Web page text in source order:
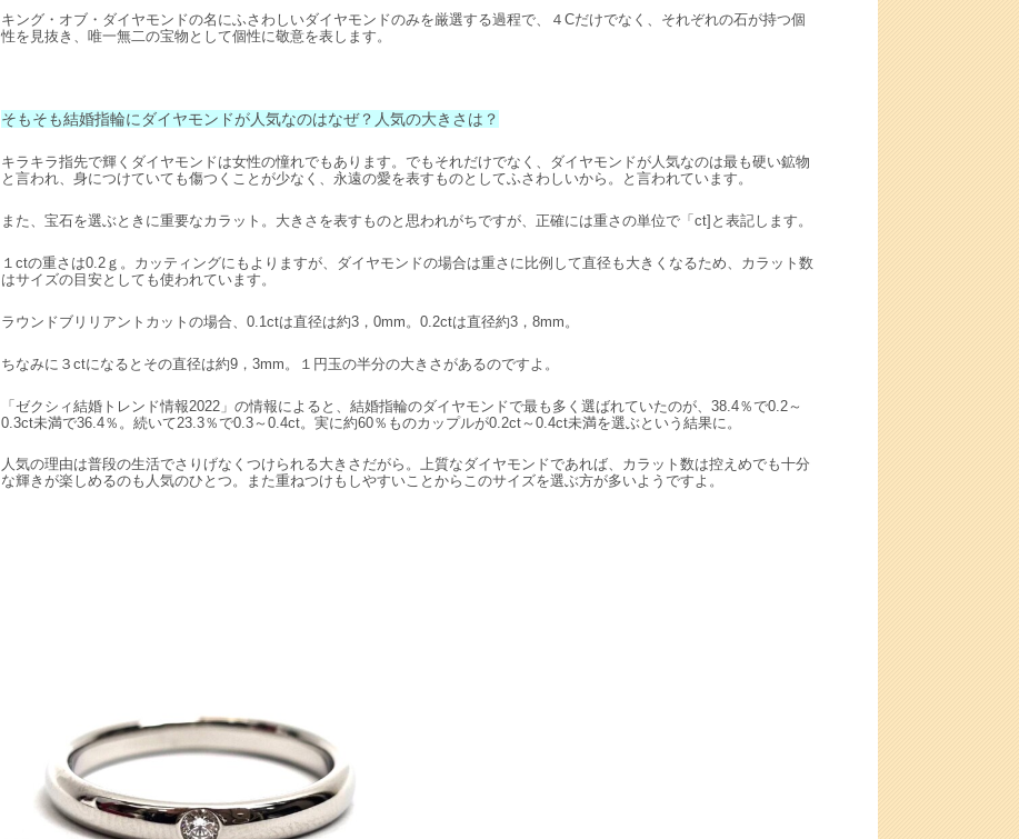
キング・オブ・ダイヤモンドの名にふさわしいダイヤモンドのみを厳選する過程で、４Cだけでなく、それぞれの石が持つ個
性を見抜き、唯一無二の宝物として個性に敬意を表します。
そもそも結婚指輪にダイヤモンドが人気なのはなぜ？人気の大きさは？
キラキラ指先で輝くダイヤモンドは女性の憧れでもあります。でもそれだけでなく、ダイヤモンドが人気なのは最も硬い鉱物
と言われ、身につけていても傷つくことが少なく、永遠の愛を表すものとしてふさわしいから。と言われています。
また、宝石を選ぶときに重要なカラット。大きさを表すものと思われがちですが、正確には重さの単位で「ct]と表記します。
１ctの重さは0.2ｇ。カッティングにもよりますが、ダイヤモンドの場合は重さに比例して直径も大きくなるため、カラット数
はサイズの目安としても使われています。
ラウンドブリリアントカットの場合、0.1ctは直径は約3，0mm。0.2ctは直径約3，8mm。
ちなみに３ctになるとその直径は約9，3mm。１円玉の半分の大きさがあるのですよ。
「ゼクシィ結婚トレンド情報2022」の情報によると、結婚指輪のダイヤモンドで最も多く選ばれていたのが、38.4％で0.2～
0.3ct未満で36.4％。続いて23.3％で0.3～0.4ct。実に約60％ものカップルが0.2ct～0.4ct未満を選ぶという結果に。
人気の理由は普段の生活でさりげなくつけられる大きさだがら。上質なダイヤモンドであれば、カラット数は控えめでも十分
な輝きが楽しめるのも人気のひとつ。また重ねつけもしやすいことからこのサイズを選ぶ方が多いようですよ。